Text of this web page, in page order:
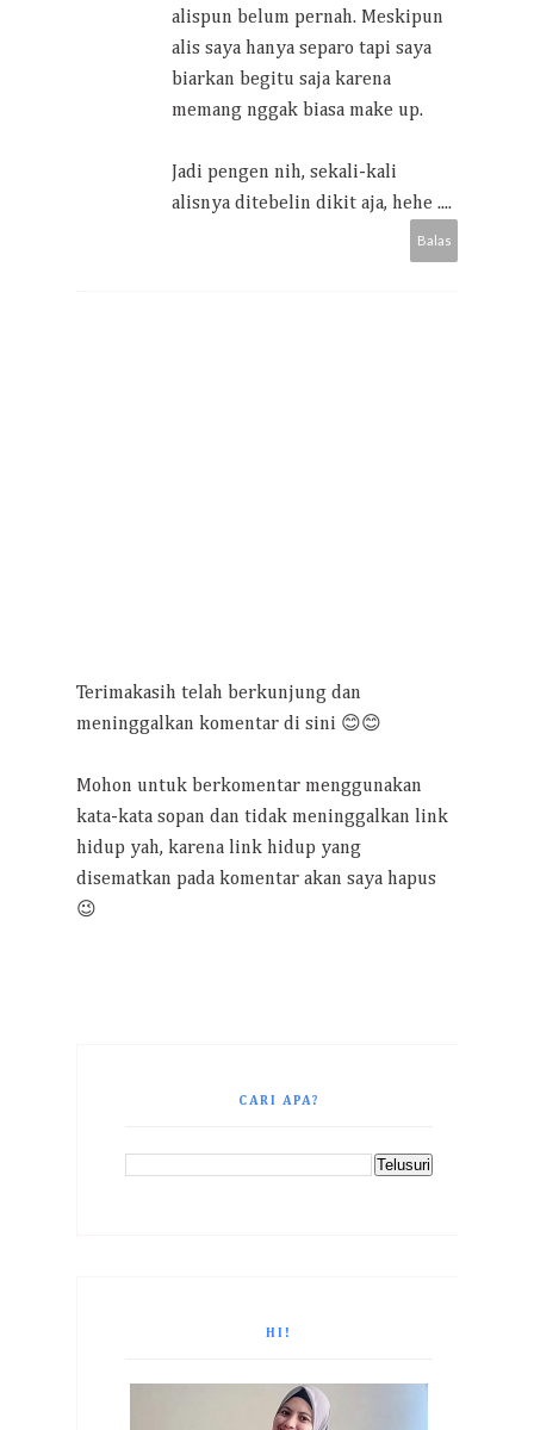
alispun belum pernah. Meskipun
alis saya hanya separo tapi saya
biarkan begitu saja karena
memang nggak biasa make up.
Jadi pengen nih, sekali-kali
alisnya ditebelin dikit aja, hehe ....
Balas
Terimakasih telah berkunjung dan
meninggalkan komentar di sini 😊😊
Mohon untuk berkomentar menggunakan
kata-kata sopan dan tidak meninggalkan link
hidup yah, karena link hidup yang
disematkan pada komentar akan saya hapus
😉
CARI APA?
HI!